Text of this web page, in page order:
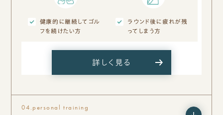
健康的に継続してゴル
フを続けたい方
ラウンド後に疲れが残
ってしまう方
詳しく見る
04.personal training